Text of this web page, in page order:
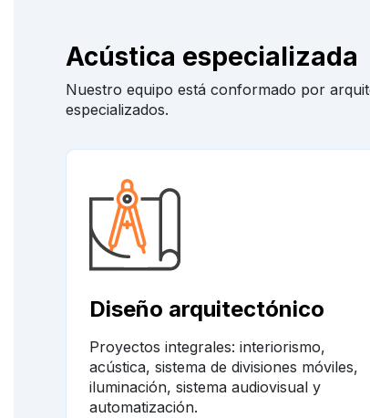
Acústica especializada
Nuestro equipo está conformado por
especializados.
Diseño arquitectónico
Proyectos integrales: interiorismo,
acústica, sistema de divisiones móviles,
iluminación, sistema audiovisual y
automatización.